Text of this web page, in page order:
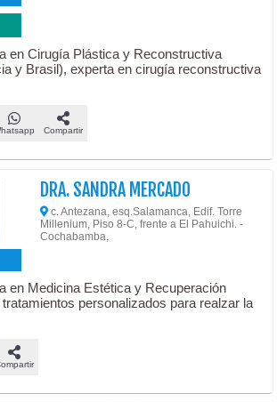
en Cirugía Plástica y Reconstructiva
y Brasil), experta en cirugía reconstructiva
Compartir
DRA. SANDRA MERCADO
c. Antezana, esq.Salamanca, Edif. Torre
Millenium, Piso 8-C, frente a El Pahuichi. -
Cochabamba,
en Medicina Estética y Recuperación
personalizados para realzar la